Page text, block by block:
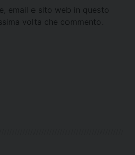
email e sito web in questo
volta che commento.